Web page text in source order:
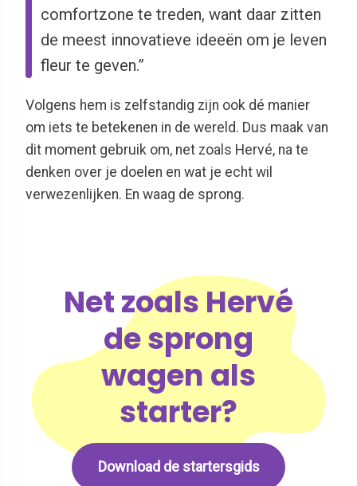
comfortzone te treden, want daar zitten
de meest innovatieve ideeën om je leven
fleur te geven.”
Volgens hem is zelfstandig zijn ook dé manier
om iets te betekenen in de wereld. Dus maak van
dit moment gebruik om, net zoals Hervé, na te
denken over je doelen en wat je echt wil
verwezenlijken. En waag de sprong.
Net zoals Hervé
de sprong
wagen als
starter?
Download de startersgids